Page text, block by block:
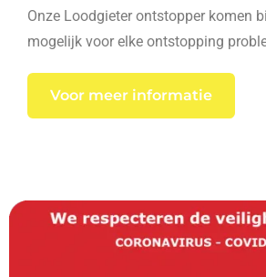
Onze Loodgieter ontstopper komen
mogelijk voor elke ontstopping
Voor meer informatie